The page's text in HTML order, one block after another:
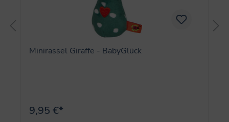
Minirassel Giraffe - BabyGlück
9,95 €*